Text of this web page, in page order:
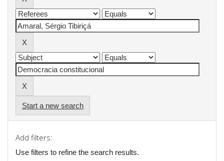
Start a new search
Add filters:
Use filters to refine the search results.